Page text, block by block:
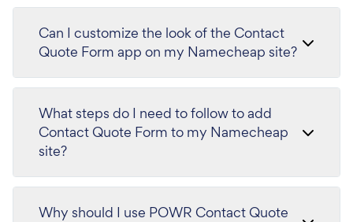
Can I customize the look of the Contact
Quote Form app on my Namecheap site?
What steps do I need to follow to add
Contact Quote Form to my Namecheap
site?
Why should I use POWR Contact Quote